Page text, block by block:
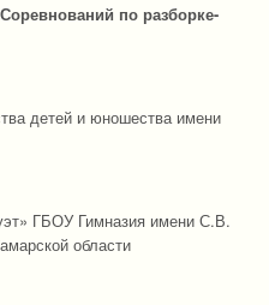
по разборке-
детей и юношества имени
ГБОУ Гимназия имени С.В.
области